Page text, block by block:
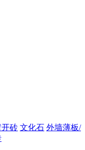
开砖 文化石 外墙薄板/